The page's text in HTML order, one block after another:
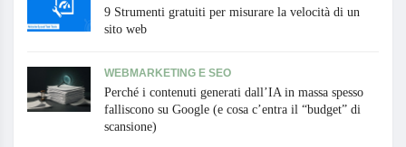
9 Strumenti gratuiti per misurare la velocità di un
sito web
WEBMARKETING E SEO
Perché i contenuti generati dall’IA in massa spesso
falliscono su Google (e cosa c’entra il “budget” di
scansione)